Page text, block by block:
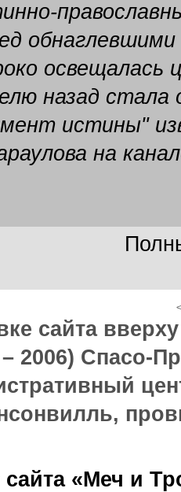
освещалась
назад стала
истины"
на
сайта
2006) Спасо-
сайта «Меч и